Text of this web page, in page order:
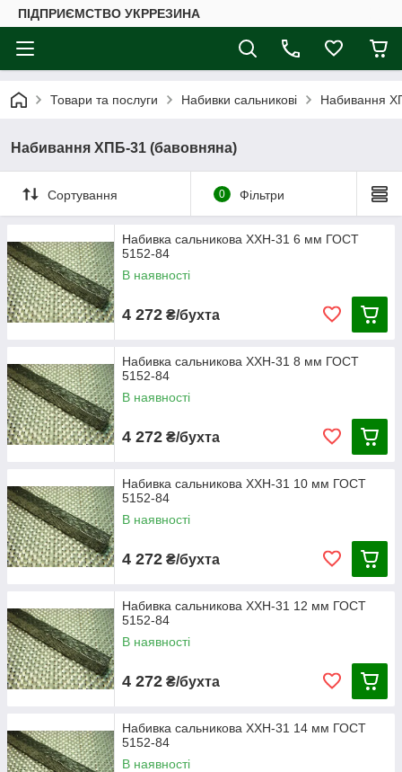
ПІДПРИЄМСТВО УКРРЕЗИНА
Товари та послуги Набивки сальникові Набивання
Набивання ХПБ-31 (бавовняна)
Сортування 0 Фільтри
Набивка сальникова ХХН-31 6 мм ГОСТ
5152-84
В наявності
4 272 ₴/бухта
Набивка сальникова ХХН-31 8 мм ГОСТ
5152-84
В наявності
4 272 ₴/бухта
Набивка сальникова ХХН-31 10 мм ГОСТ
5152-84
В наявності
4 272 ₴/бухта
Набивка сальникова ХХН-31 12 мм ГОСТ
5152-84
В наявності
4 272 ₴/бухта
Набивка сальникова ХХН-31 14 мм ГОСТ
5152-84
В наявності